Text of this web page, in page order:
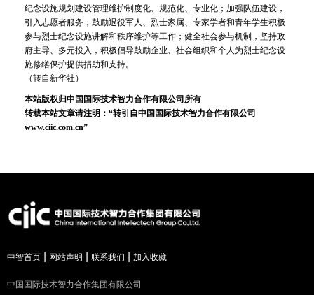
纪念设施规划建设管理维护制度化、规范化、专业化；加强队伍建设，
引入志愿者服务，鼓励退役军人、烈士家属、专家学者和青年学生积极
参与烈士纪念设施讲解和秩序维护等工作；健全社会参与机制，坚持政
府主导、多元投入，积极倡导鼓励企业、社会组织和个人为烈士纪念设
施修缮保护提供捐助和支持。
（转自新华社）
本站版权归中国国际技术智力合作有限公司所有
转载本站文章请注明：“转引自中国国际技术智力合作有限公司
www.ciic.com.cn”
中智首页 网站声明 联系我们 加入收藏
中国国际技术智力合作集团有限公司